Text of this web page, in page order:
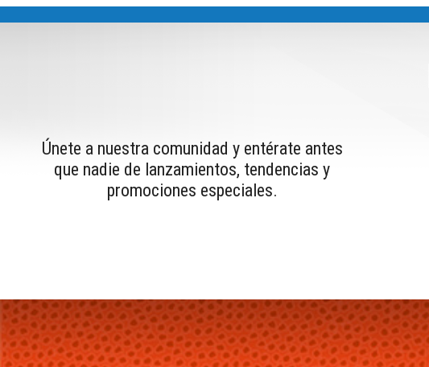
Únete a nuestra comunidad y entérate antes
que nadie de lanzamientos, tendencias y
promociones especiales.